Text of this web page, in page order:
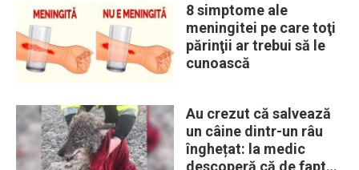
8 simptome ale
meningitei pe care toţi
părinţii ar trebui să le
cunoască
Au crezut că salvează
un câine dintr-un râu
înghețat: la medic
descoperă că de fapt